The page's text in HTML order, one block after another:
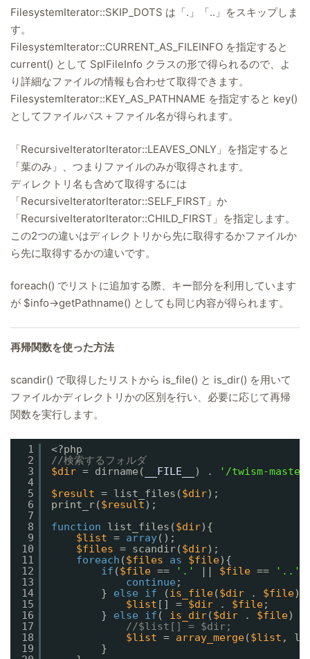
FilesystemIterator::SKIP_DOTS は「.」「..」をスキップしま
す。
FilesystemIterator::CURRENT_AS_FILEINFO を指定すると
current() として SplFileInfo クラスの形で得られるので、よ
り詳細なファイルの情報も合わせて取得できます。
FilesystemIterator::KEY_AS_PATHNAME を指定すると key()
としてファイルパス＋ファイル名が得られます。
「RecursiveIteratorIterator::LEAVES_ONLY」を指定すると
「葉のみ」、つまりファイルのみが取得されます。
ディレクトリ名も含めて取得するには
「RecursiveIteratorIterator::SELF_FIRST」か
「RecursiveIteratorIterator::CHILD_FIRST」を指定します。
この2つの違いはディレクトリから先に取得するかファイルか
ら先に取得するかの違いです。
foreach() でリストに追加する際、キー部分を利用しています
が $info->getPathname() としても同じ内容が得られます。
再帰関数を使った方法
scandir() で取得したリストから is_file() と is_dir() を用いて
ファイルかディレクトリかの区別を行い、必要に応じて再帰
関数を実行します。
1
2
3
4
5
6
7
8
9
10
11
12
13
14
15
16
17
18
19
<?php
//検索するフォルダ
$dir = dirname( __FILE__ ) .
'/twism-
$result = list_files($dir);
print_r($result);
function
list_files($dir){
$list = array();
$files = scandir($dir);
foreach ($files as $file){
if ($file == '.' $file == '..'
continue ;
} else if (is_file($dir . $file
$list [] = $dir . $file;
} else if ( is_dir($dir . $file) )
//$list[] = $dir;
$list = array_merge($list ,
}